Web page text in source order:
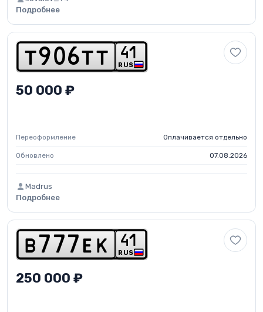
Подробнее
t 9 0 6t t RUS
41
50 000 ₽
Переоформление Оплачивается отдельно
Обновлено 07.08.2026
Madrus
Подробнее
b 7 7 7 e k RUS
41
250 000 ₽